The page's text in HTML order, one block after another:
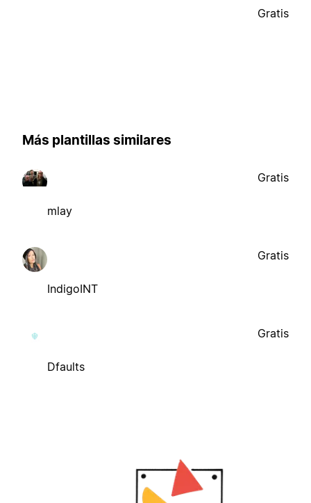
Gratis
Más plantillas similares
mlay
Gratis
IndigoINT
Gratis
Dfaults
Gratis